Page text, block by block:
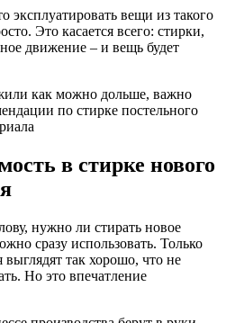
эксплуатировать вещи из такого
Это касается всего: стирки,
движение – и вещь будет
как можно дольше, важно
по стирке постельного
в стирке нового
нужно ли стирать новое
сразу использовать. Только
так хорошо, что не
Но это впечатление